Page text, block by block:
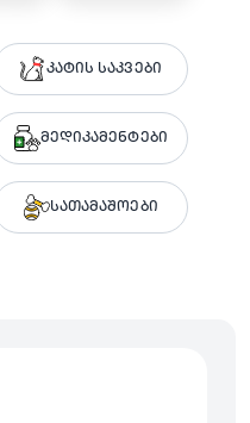
კატის საკვები
მედიკამენტები
სათამაშოები